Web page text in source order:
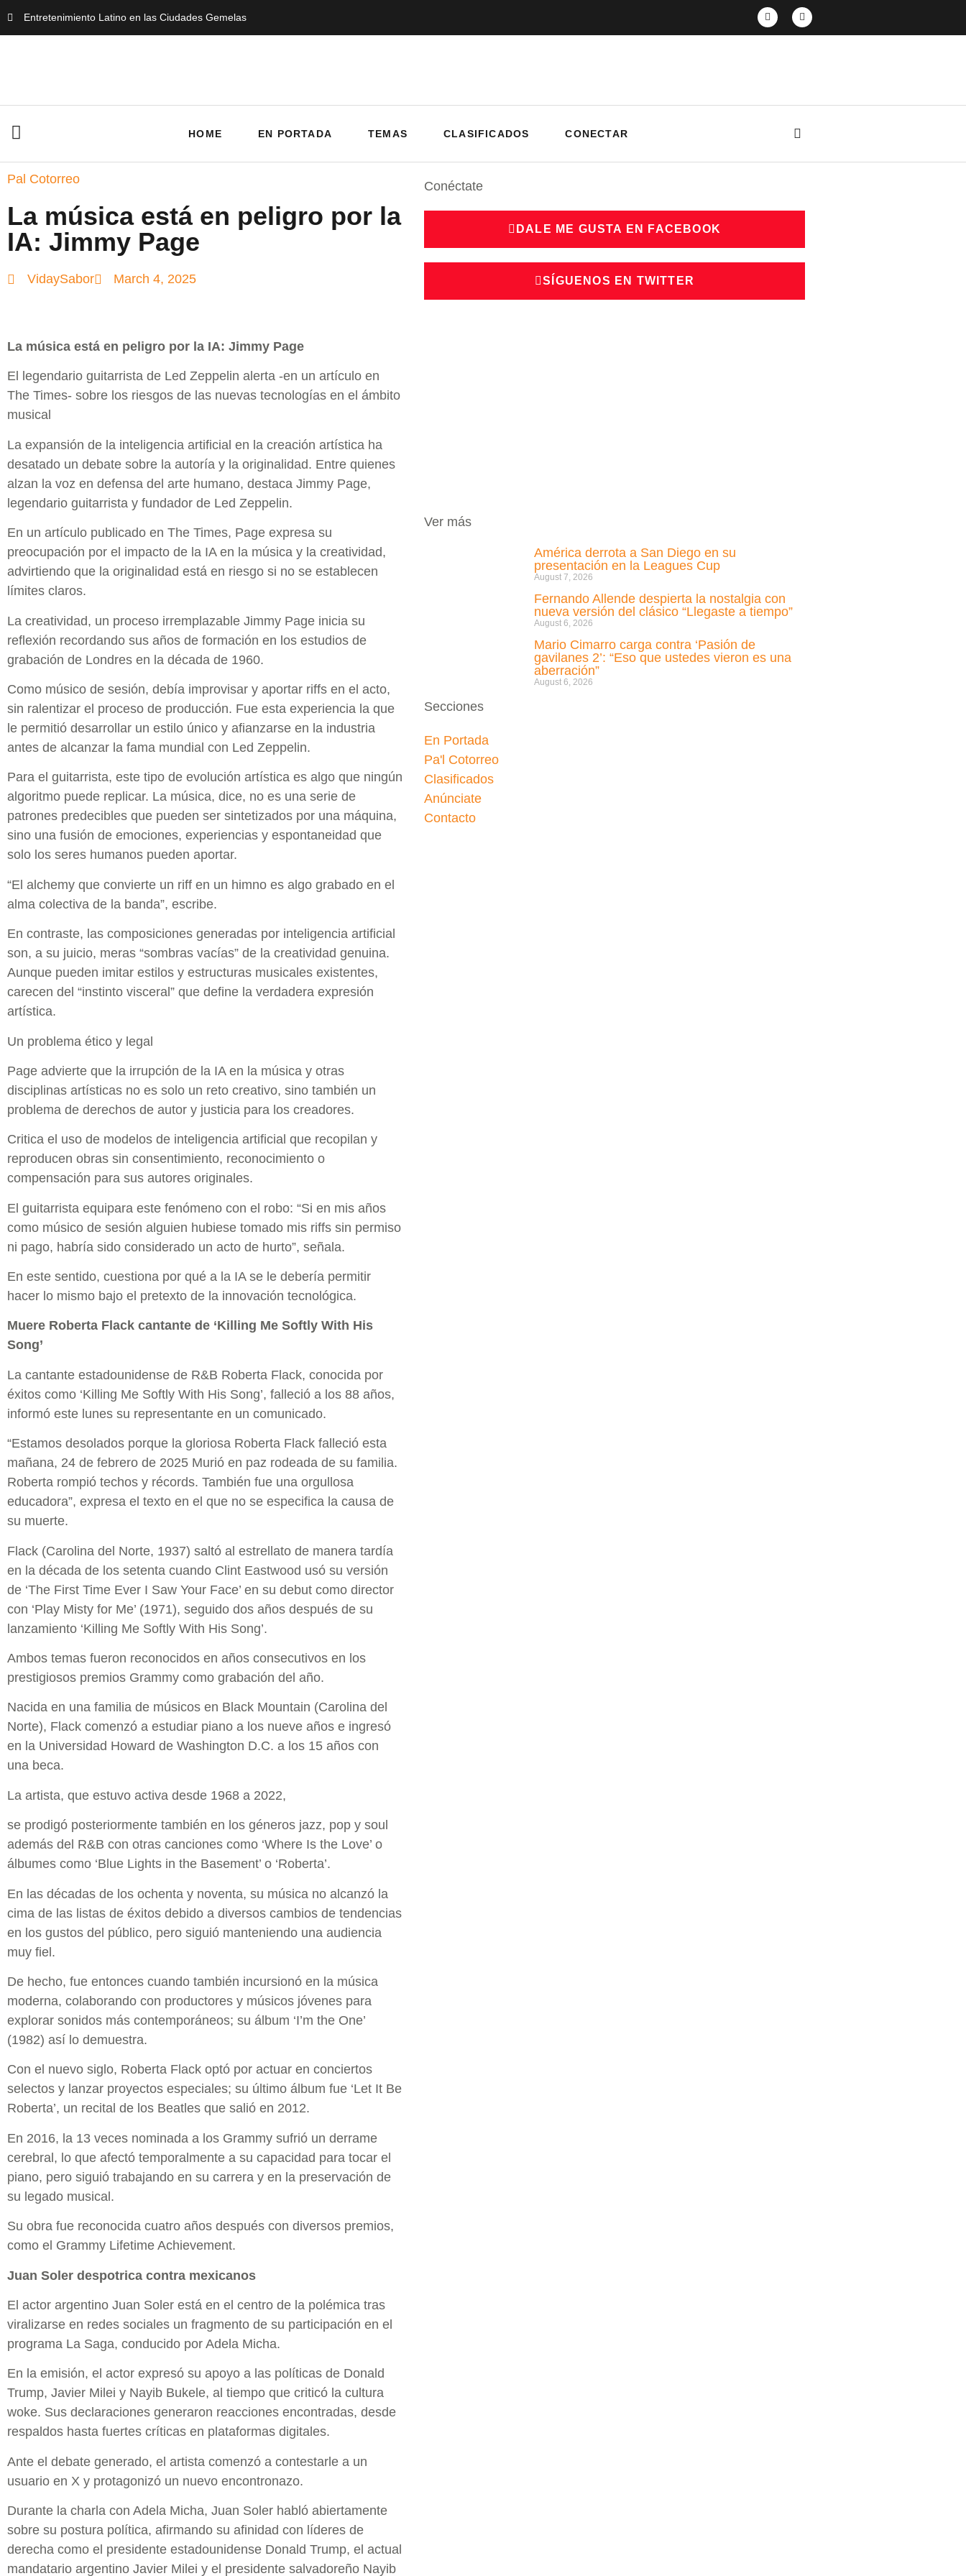
Entretenimiento Latino en las Ciudades Gemelas
HOME EN PORTADA TEMAS CLASIFICADOS CONECTAR
Pal Cotorreo
La música está en peligro por la
IA: Jimmy Page
VidaySabor March 4, 2025
La música está en peligro por la IA: Jimmy Page
El legendario guitarrista de Led Zeppelin alerta -en un artículo en
The Times- sobre los riesgos de las nuevas tecnologías en el ámbito
musical
La expansión de la inteligencia artificial en la creación artística ha
desatado un debate sobre la autoría y la originalidad. Entre quienes
alzan la voz en defensa del arte humano, destaca Jimmy Page,
legendario guitarrista y fundador de Led Zeppelin.
En un artículo publicado en The Times, Page expresa su
preocupación por el impacto de la IA en la música y la creatividad,
advirtiendo que la originalidad está en riesgo si no se establecen
límites claros.
La creatividad, un proceso irremplazable Jimmy Page inicia su
reflexión recordando sus años de formación en los estudios de
grabación de Londres en la década de 1960.
Como músico de sesión, debía improvisar y aportar riffs en el acto,
sin ralentizar el proceso de producción. Fue esta experiencia la que
le permitió desarrollar un estilo único y afianzarse en la industria
antes de alcanzar la fama mundial con Led Zeppelin.
Para el guitarrista, este tipo de evolución artística es algo que ningún
algoritmo puede replicar. La música, dice, no es una serie de
patrones predecibles que pueden ser sintetizados por una máquina,
sino una fusión de emociones, experiencias y espontaneidad que
solo los seres humanos pueden aportar.
“El alchemy que convierte un riff en un himno es algo grabado en el
alma colectiva de la banda”, escribe.
En contraste, las composiciones generadas por inteligencia artificial
son, a su juicio, meras “sombras vacías” de la creatividad genuina.
Aunque pueden imitar estilos y estructuras musicales existentes,
carecen del “instinto visceral” que define la verdadera expresión
artística.
Un problema ético y legal
Page advierte que la irrupción de la IA en la música y otras
disciplinas artísticas no es solo un reto creativo, sino también un
problema de derechos de autor y justicia para los creadores.
Critica el uso de modelos de inteligencia artificial que recopilan y
reproducen obras sin consentimiento, reconocimiento o
compensación para sus autores originales.
El guitarrista equipara este fenómeno con el robo: “Si en mis años
como músico de sesión alguien hubiese tomado mis riffs sin permiso
ni pago, habría sido considerado un acto de hurto”, señala.
En este sentido, cuestiona por qué a la IA se le debería permitir
hacer lo mismo bajo el pretexto de la innovación tecnológica.
Muere Roberta Flack cantante de ‘Killing Me Softly With His
Song’
La cantante estadounidense de R&B Roberta Flack, conocida por
éxitos como ‘Killing Me Softly With His Song’, falleció a los 88 años,
informó este lunes su representante en un comunicado.
“Estamos desolados porque la gloriosa Roberta Flack falleció esta
mañana, 24 de febrero de 2025 Murió en paz rodeada de su familia.
Roberta rompió techos y récords. También fue una orgullosa
educadora”, expresa el texto en el que no se especifica la causa de
su muerte.
Flack (Carolina del Norte, 1937) saltó al estrellato de manera tardía
en la década de los setenta cuando Clint Eastwood usó su versión
de ‘The First Time Ever I Saw Your Face’ en su debut como director
con ‘Play Misty for Me’ (1971), seguido dos años después de su
lanzamiento ‘Killing Me Softly With His Song’.
Ambos temas fueron reconocidos en años consecutivos en los
prestigiosos premios Grammy como grabación del año.
Nacida en una familia de músicos en Black Mountain (Carolina del
Norte), Flack comenzó a estudiar piano a los nueve años e ingresó
en la Universidad Howard de Washington D.C. a los 15 años con
una beca.
La artista, que estuvo activa desde 1968 a 2022,
se prodigó posteriormente también en los géneros jazz, pop y soul
además del R&B con otras canciones como ‘Where Is the Love’ o
álbumes como ‘Blue Lights in the Basement’ o ‘Roberta’.
En las décadas de los ochenta y noventa, su música no alcanzó la
cima de las listas de éxitos debido a diversos cambios de tendencias
en los gustos del público, pero siguió manteniendo una audiencia
muy fiel.
De hecho, fue entonces cuando también incursionó en la música
moderna, colaborando con productores y músicos jóvenes para
explorar sonidos más contemporáneos; su álbum ‘I’m the One’
(1982) así lo demuestra.
Con el nuevo siglo, Roberta Flack optó por actuar en conciertos
selectos y lanzar proyectos especiales; su último álbum fue ‘Let It Be
Roberta’, un recital de los Beatles que salió en 2012.
En 2016, la 13 veces nominada a los Grammy sufrió un derrame
cerebral, lo que afectó temporalmente a su capacidad para tocar el
piano, pero siguió trabajando en su carrera y en la preservación de
su legado musical.
Su obra fue reconocida cuatro años después con diversos premios,
como el Grammy Lifetime Achievement.
Juan Soler despotrica contra mexicanos
El actor argentino Juan Soler está en el centro de la polémica tras
viralizarse en redes sociales un fragmento de su participación en el
programa La Saga, conducido por Adela Micha.
En la emisión, el actor expresó su apoyo a las políticas de Donald
Trump, Javier Milei y Nayib Bukele, al tiempo que criticó la cultura
woke. Sus declaraciones generaron reacciones encontradas, desde
respaldos hasta fuertes críticas en plataformas digitales.
Ante el debate generado, el artista comenzó a contestarle a un
usuario en X y protagonizó un nuevo encontronazo.
Durante la charla con Adela Micha, Juan Soler habló abiertamente
sobre su postura política, afirmando su afinidad con líderes de
derecha como el presidente estadounidense Donald Trump, el actual
mandatario argentino Javier Milei y el presidente salvadoreño Nayib
Conéctate
DALE ME GUSTA EN FACEBOOK
SÍGUENOS EN TWITTER
Ver más
América derrota a San Diego en su
presentación en la Leagues Cup
August 7, 2026
Fernando Allende despierta la nostalgia con
nueva versión del clásico “Llegaste a tiempo”
August 6, 2026
Mario Cimarro carga contra ‘Pasión de
gavilanes 2’: “Eso que ustedes vieron es una
aberración”
August 6, 2026
Secciones
En Portada
Pa'l Cotorreo
Clasificados
Anúnciate
Contacto